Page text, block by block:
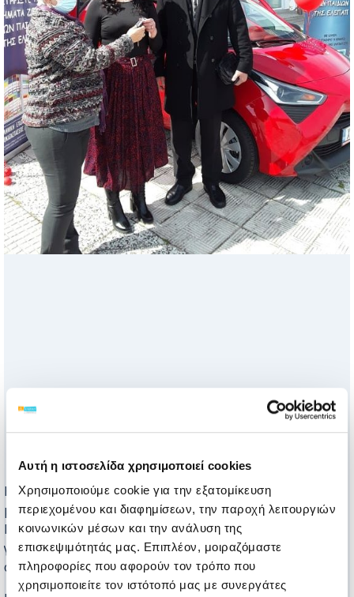
Αυτή η ιστοσελίδα χρησιμοποιεί cookies
Χρησιμοποιούμε cookie για την εξατομίκευση
περιεχομένου και διαφημίσεων, την παροχή λειτουργιών
κοινωνικών μέσων και την ανάλυση της
επισκεψιμότητάς μας. Επιπλέον, μοιραζόμαστε
πληροφορίες που αφορούν τον τρόπο που
χρησιμοποιείτε τον ιστότοπό μας με συνεργάτες
Η ΕΛΕΠΑΠ ολοκλήρωσε με μεγάλη επιτυχία για ακόμη
μία χρόνια τη Λαχειοφόρο Αγορά για τη στήριξη των
Γενναίων Παιδιών μας. Η στήριξη όλων ήταν
γενναιόδωρη παρά τις αντίξοες υγειονομικές και
οικονομικές συνθήκες.